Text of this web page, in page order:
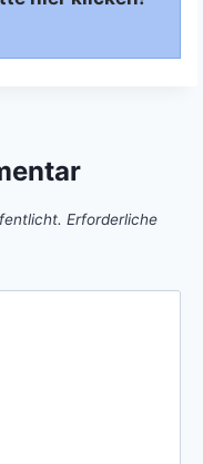
Erforderliche